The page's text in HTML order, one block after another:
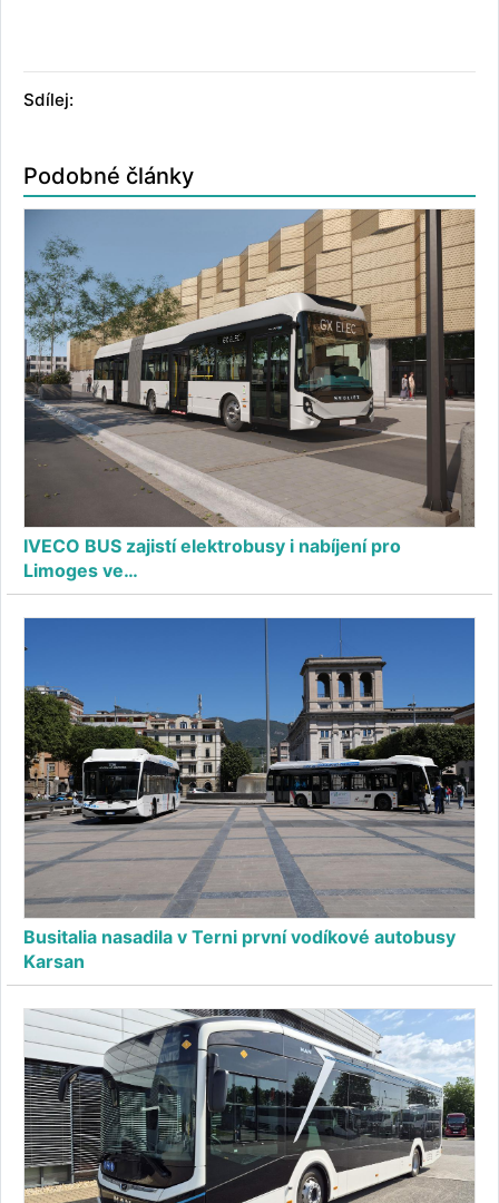
Sdílej:
Podobné články
IVECO BUS zajistí elektrobusy i nabíjení pro
Limoges ve…
Busitalia nasadila v Terni první vodíkové autobusy
Karsan